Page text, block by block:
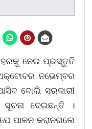
ନେଇ ପ୍ରସ୍ତୁତି
ନଭେମ୍ବର
ବୋଲି ସରକାରୀ
ସୂଚନା ଦେଇଛନ୍ତି ।
ପାଳନ କରାନଗଲେ